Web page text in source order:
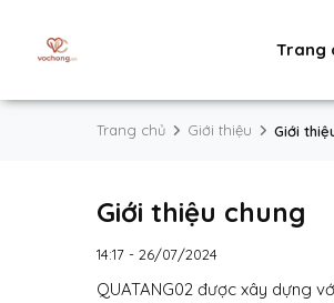
Trang
Trang chủ Giới thiệu Giới
Giới thiệu chung
14:17 - 26/07/2024
QUATANG02 được xây dựng